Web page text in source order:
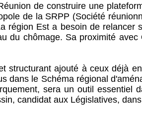
de construire une
de la SRPP (Société
région Est a besoin de relancer
du chômage. Sa proximité
structurant ajouté à ceux déjà
dans le Schéma régional
sera un outil essentiel
candidat aux Législatives,